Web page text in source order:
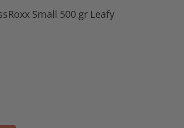
Small 500 gr Leafy